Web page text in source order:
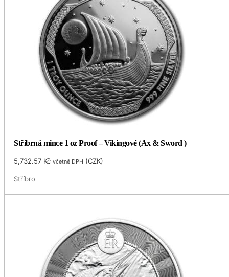
Stříbrná mince 1 oz Proof – Vikingové (Ax & Sword )
5,732.57 Kč včetně DPH (CZK)
Stříbro